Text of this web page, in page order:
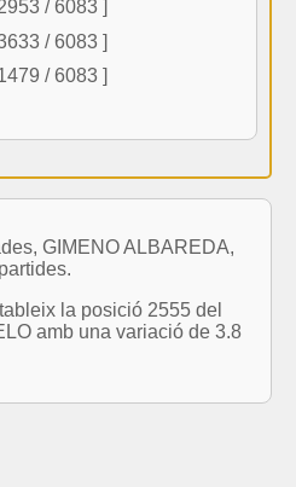
/ 6083 ]
/ 6083 ]
/ 6083 ]
GIMENO ALBAREDA,
la posició 2555 del
amb una variació de 3.8